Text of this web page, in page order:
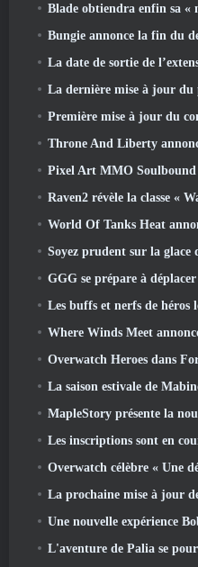
Blade obtiendra enfin sa «
Bungie annonce la fin du destin 2 Production
La date de sortie de l’extension « Where
La dernière mise à jour du premier descendant
Première mise à jour du contenu de Steampunk ARPG
Throne And Liberty annonce
Pixel Art MMO Soulbound
Raven2 révèle la classe «
World Of Tanks Heat annonce World Of
Soyez prudent sur la glace dans le
GGG se prépare à déplacer le sort des ligues vaal
Les buffs et nerfs de héros
Where Winds Meet annonce l’agrandissement du
Overwatch Heroes dans
La saison estivale de Mabinogi
MapleStory présente la nouvelle
Les inscriptions sont en cours pour la version
Overwatch célèbre « Une décennie de
La prochaine mise à jour de War Robots
Une nouvelle expérience
L'aventure de Palia se poursuit dans les